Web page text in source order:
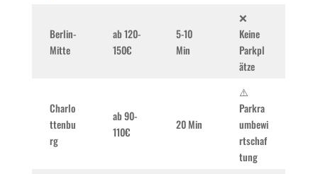
Berlin-
Mitte
ab 120-
150€
5-10
Min
❌
Keine
Parkpl
ätze
Charlo
ttenbu
rg
ab 90-
110€
20 Min
⚠️
Parkra
umbewi
rtschaf
tung